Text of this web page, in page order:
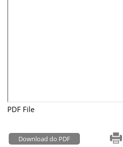
PDF File
Download do PDF